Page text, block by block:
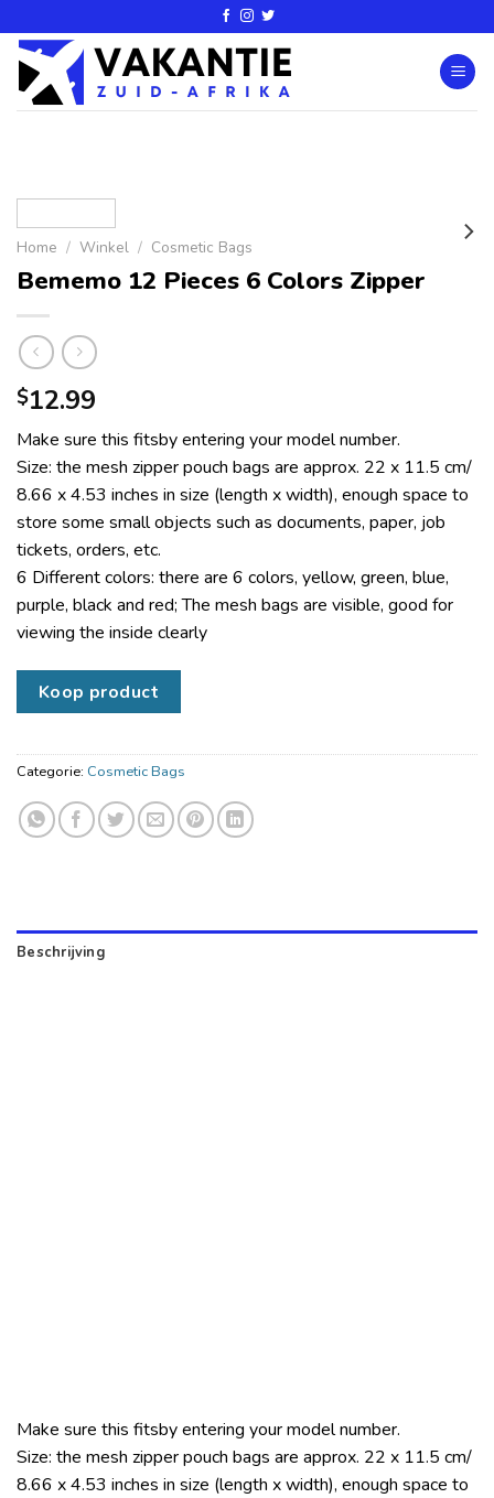
Home / Winkel / Cosmetic Bags
Bememo 12 Pieces 6 Colors Zipper
$12.99
Make sure this fitsby entering your model number.
Size: the mesh zipper pouch bags are approx. 22 x 11.5 cm/
8.66 x 4.53 inches in size (length x width), enough space to
store some small objects such as documents, paper, job
tickets, orders, etc.
6 Different colors: there are 6 colors, yellow, green, blue,
purple, black and red; The mesh bags are visible, good for
viewing the inside clearly
Koop product
Categorie: Cosmetic Bags
Beschrijving
Make sure this fitsby entering your model number.
Size: the mesh zipper pouch bags are approx. 22 x 11.5 cm/
8.66 x 4.53 inches in size (length x width), enough space to